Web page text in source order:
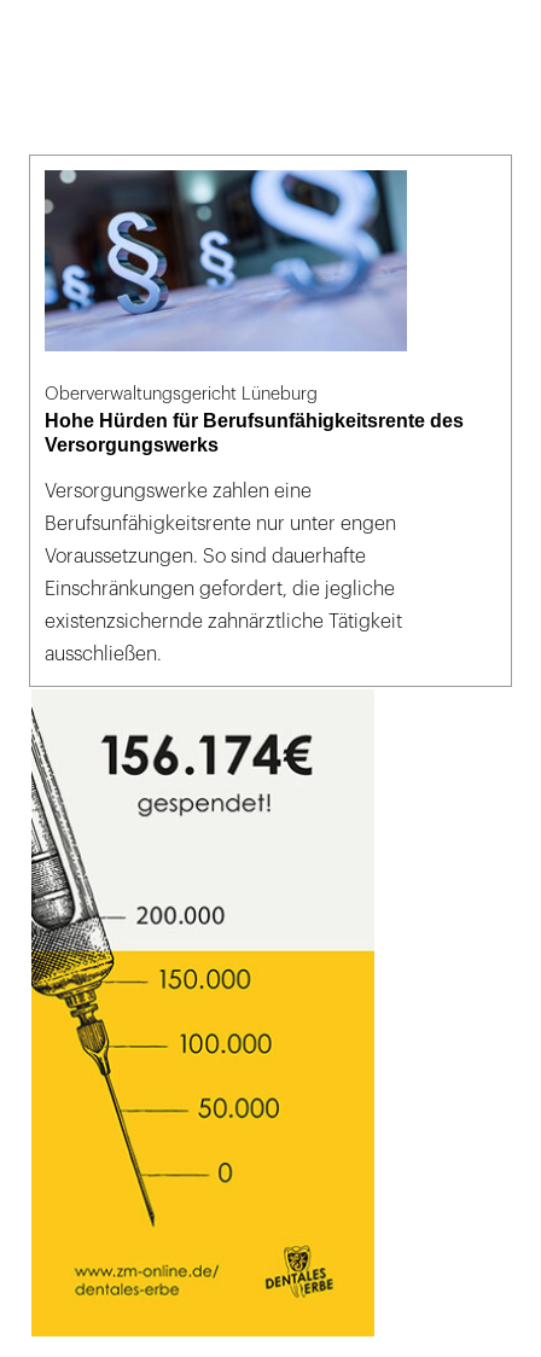
Oberverwaltungsgericht Lüneburg
Hohe Hürden für Berufsunfähigkeitsrente des
Versorgungswerks
Versorgungswerke zahlen eine
Berufsunfähigkeitsrente nur unter engen
Voraussetzungen. So sind dauerhafte
Einschränkungen gefordert, die jegliche
existenzsichernde zahnärztliche Tätigkeit
ausschließen.